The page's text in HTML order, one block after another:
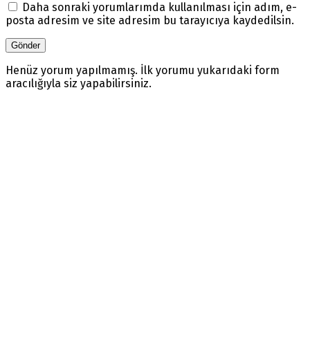
Daha sonraki yorumlarımda kullanılması için adım, e-
posta adresim ve site adresim bu tarayıcıya kaydedilsin.
Henüz yorum yapılmamış. İlk yorumu yukarıdaki form
aracılığıyla siz yapabilirsiniz.